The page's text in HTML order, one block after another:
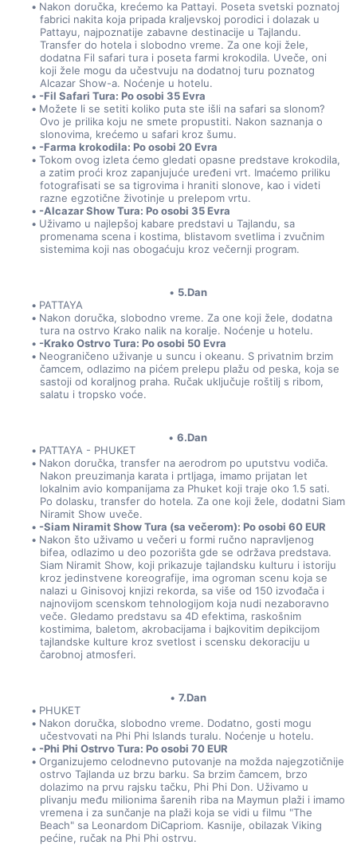
Nakon doručka, krećemo ka Pattayi. Poseta svetski poznatoj
fabrici nakita koja pripada kraljevskoj porodici i dolazak u
Pattayu, najpoznatije zabavne destinacije u Tajlandu.
Transfer do hotela i slobodno vreme. Za one koji žele,
dodatna Fil safari tura i poseta farmi krokodila. Uveče, oni
koji žele mogu da učestvuju na dodatnoj turu poznatog
Alcazar Show-a. Noćenje u hotelu.
-Fil Safari Tura: Po osobi 35 Evra
Možete li se setiti koliko puta ste išli na safari sa slonom?
Ovo je prilika koju ne smete propustiti. Nakon saznanja o
slonovima, krećemo u safari kroz šumu.
-Farma krokodila: Po osobi 20 Evra
Tokom ovog izleta ćemo gledati opasne predstave krokodila,
a zatim proći kroz zapanjujuće uređeni vrt. Imaćemo priliku
fotografisati se sa tigrovima i hraniti slonove, kao i videti
razne egzotične životinje u prelepom vrtu.
-Alcazar Show Tura: Po osobi 35 Evra
Uživamo u najlepšoj kabare predstavi u Tajlandu, sa
promenama scena i kostima, blistavom svetlima i zvučnim
sistemima koji nas obogaćuju kroz večernji program.
5.Dan
PATTAYA
Nakon doručka, slobodno vreme. Za one koji žele, dodatna
tura na ostrvo Krako nalik na koralje. Noćenje u hotelu.
-Krako Ostrvo Tura: Po osobi 50 Evra
Neograničeno uživanje u suncu i okeanu. S privatnim brzim
čamcem, odlazimo na pićem prelepu plažu od peska, koja se
sastoji od koraljnog praha. Ručak uključuje roštilj s ribom,
salatu i tropsko voće.
6.Dan
PATTAYA - PHUKET
Nakon doručka, transfer na aerodrom po uputstvu vodiča.
Nakon preuzimanja karata i prtljaga, imamo prijatan let
lokalnim avio kompanijama za Phuket koji traje oko 1.5 sati.
Po dolasku, transfer do hotela. Za one koji žele, dodatni Siam
Niramit Show uveče.
-Siam Niramit Show Tura (sa večerom): Po osobi 60 EUR
Nakon što uživamo u večeri u formi ručno napravljenog
bifea, odlazimo u deo pozorišta gde se održava predstava.
Siam Niramit Show, koji prikazuje tajlandsku kulturu i istoriju
kroz jedinstvene koreografije, ima ogroman scenu koja se
nalazi u Ginisovoj knjizi rekorda, sa više od 150 izvođača i
najnovijom scenskom tehnologijom koja nudi nezaboravno
veče. Gledamo predstavu sa 4D efektima, raskošnim
kostimima, baletom, akrobacijama i bajkovitim depikcijom
tajlandske kulture kroz svetlost i scensku dekoraciju u
čarobnoj atmosferi.
7.Dan
PHUKET
Nakon doručka, slobodno vreme. Dodatno, gosti mogu
učestvovati na Phi Phi Islands turalu. Noćenje u hotelu.
-Phi Phi Ostrvo Tura: Po osobi 70 EUR
Organizujemo celodnevno putovanje na možda najegzotičnije
ostrvo Tajlanda uz brzu barku. Sa brzim čamcem, brzo
dolazimo na prvu rajsku tačku, Phi Phi Don. Uživamo u
plivanju među milionima šarenih riba na Maymun plaži i imamo
vremena i za sunčanje na plaži koja se vidi u filmu "The
Beach" sa Leonardom DiCapriom. Kasnije, obilazak Viking
pećine, ručak na Phi Phi ostrvu.